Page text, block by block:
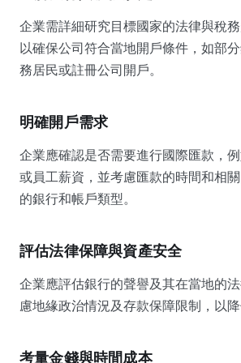
企業需詳細研究目標國家的法律與稅
以確保公司符合當地開戶條件，如部
務居民或註冊公司開戶。
明確開戶需求
企業應確認是否需要進行國際匯款，
或員工薪資，並考慮匯款的時間和相
的銀行和帳戶類型。
評估法律保障與資產安全
企業應評估銀行的聲譽及其在當地的
慮地緣政治情況及存款保障限制，以降
考量金錢與時間成本